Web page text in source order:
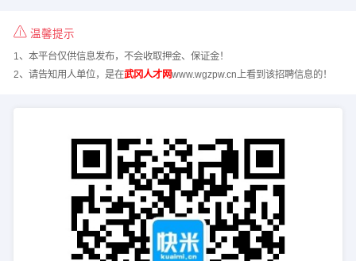
温馨提示
1、本平台仅供信息发布，不会收取押金、保证金！
2、请告知用人单位，是在武冈人才网www.wgzpw.cn上看到该招聘信息的！